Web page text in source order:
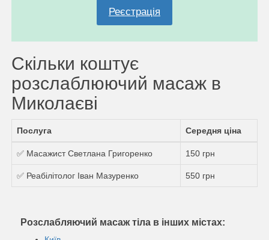
Реєстрація
Скільки коштує
розслаблюючий масаж в
Миколаєві
Послуга Середня ціна
✅ Масажист Светлана Григоренко 150 грн
✅ Реабілітолог Іван Мазуренко 550 грн
Розслабляючий масаж тіла в інших містах: